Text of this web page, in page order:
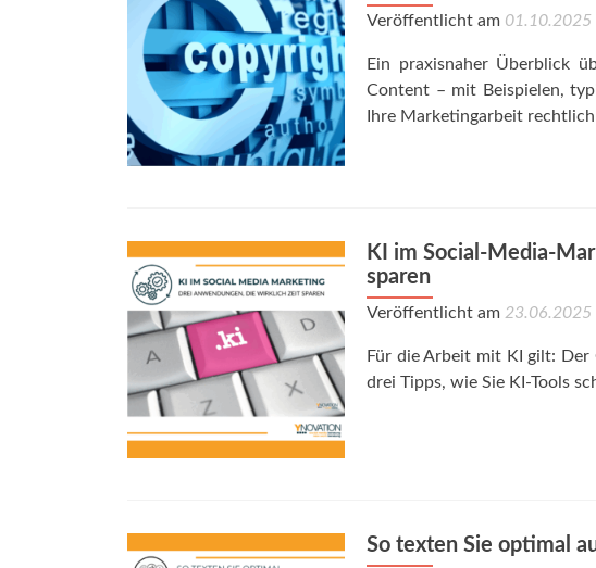
Veröffentlicht am 01.10.2025
Ein praxisnaher Überblick
Content – mit Beispielen,
Ihre Marketingarbeit
KI im Social-Media-
sparen
Veröffentlicht am 23.06.2025
Für die Arbeit mit KI gilt:
drei Tipps, wie Sie KI-Tools
So texten Sie optimal